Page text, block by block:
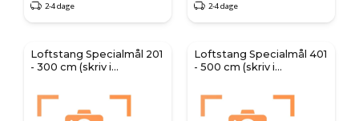
2-4 dage 2-4 dage
Loftstang Specialmål 201
- 300 cm (skriv i
Loftstang Specialmål 401
- 500 cm (skriv i